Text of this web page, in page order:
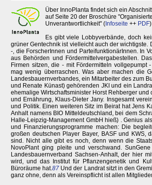
Über InnoPlanta findet sich ein
auf Seite 20 der Broschüre "Organisierte
Unverantwortlichkeit" ( Infoseite ++ PDF)
Es gibt viele Lobbyverbände, doch
grüner Gentechnik ist vielleicht auch der
-, die ForscherInnen und ParteifunktionärInnen. In
aus Behörden und Fördermittelvergabestellen.
Firmen sitzen, die - mit Fördermitteln
mag wenig überraschen. Was aber machen die
Landesbauernverbandes, ein Mitarbeiter des zum
und Renate Künast) gehörenden JKI und ein
ehemalige Wirtschaftsminister Horst Rehberger
und Ernährung, Klaus-Dieter Jany. Insgesamt
und Politik. Einen weiteren Sitz im Beirat hat Jens
Anhalt namens BIO Mitteldeutschland, bei dem
Halle-Leipzig-Management GmbH hieß) . Genius
und Finanzierungsprogramme machen: Die
großen deutschen Player Bayer, BASF und KWS,
sind. Nicht alle gibt es noch, denn wenn die
NovoPlant ging pleite und verschwand.
Landesbauernverband Sachsen-Anhalt, der hier
wird, und das Institut für Pflanzengenetik und
Büroräume hat.87 Und der Landrat sitzt in den
ganz ohne, denn als Vereinspflicht ist allen